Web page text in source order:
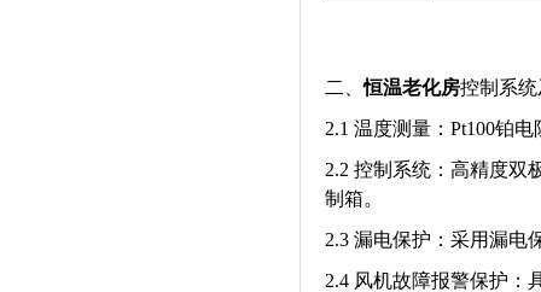
二、恒温老化房控制系
2.1 温度测量：Pt100铂电
2.2 控制系统：高精度双
制箱。
2.3 漏电保护：采用漏电
2.4 风机故障报警保护：